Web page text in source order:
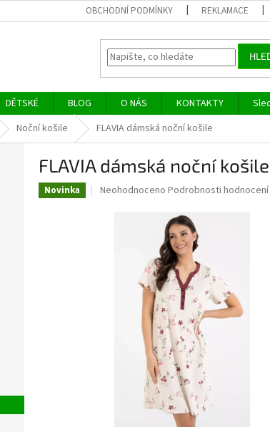
OBCHODNÍ PODMÍNKY REKLAMACE
DĚTSKÉ BLOG O NÁS KONTAKTY
Noční košile FLAVIA dámská noční košile
FLAVIA dámská noční košile
Novinka
Průměrné
hvězdiček.
Neohodnoceno Podrobnosti hodnocení